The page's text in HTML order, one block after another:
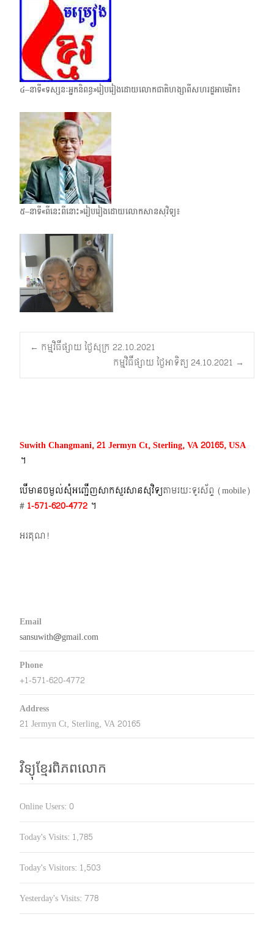
៤–នាទី«ទស្សនៈអ្នកនិពន្ធ»រៀបរៀងដោយលោកជាតិហង្សាពីសហរដ្ឋអាមេរិក៖
៥–នាទី«ពីនេះពីនោះ»រៀបរៀងដោយលោកសានសុវិទ្យ៖
Post
navigation
← កម្មវិធីផ្សាយ ថ្ងៃសុក្រ 22.10.2021
កម្មវិធីផ្សាយ ថ្ងៃអាទិត្យ 24.10.2021 →
Suwith Changmani, 21 Jermyn Ct, Sterling, VA 20165, USA
។​
បើមានចម្ងល់​សុំអញ្ជើញសាកសួរសានសុវិទ្យតាមរយៈទូរស័ព្ទ​ (mobile)​
# 1-571-620-4772​ ។
អរគុណ!
Email
sansuwith@gmail.com
Phone
+1-571-620-4772
Address
21 Jermyn Ct, Sterling, VA 20165
វិទ្យុខ្មែរពិភពលោក
Online Users: 0
Today's Visits: 1,785
Today's Visitors: 1,503
Yesterday's Visits: 778